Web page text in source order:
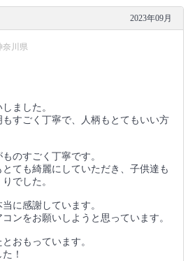
2023年09月
奈川県
ました。
すごく丁寧で、人柄もとてもいい方
のすごく丁寧です。
ても綺麗にしていただき、子供達も
でした。
に感謝しています。
ンをお願いしようと思っています。
おもっています。
！